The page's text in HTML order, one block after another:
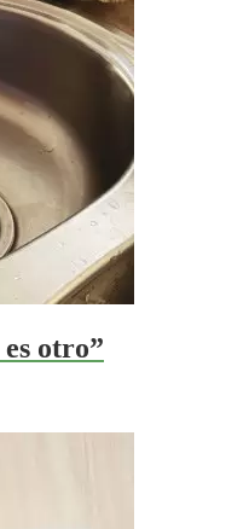
otro”